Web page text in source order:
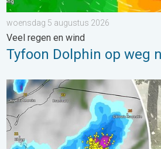
woensdag 5 augustus 2026
Veel regen en wind
Tyfoon Dolphin op weg
Hagel als tennisballen in Polen.